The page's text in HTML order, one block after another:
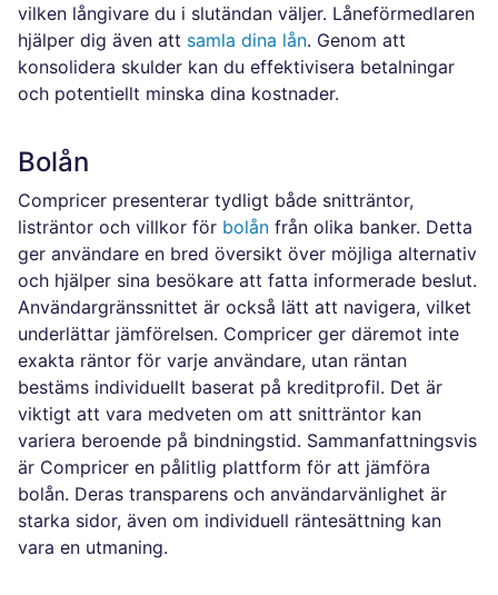
vilken långivare du i slutändan väljer. Låneförmedlaren
hjälper dig även att samla dina lån. Genom att
konsolidera skulder kan du effektivisera betalningar
och potentiellt minska dina kostnader.
Bolån
Compricer presenterar tydligt både snitträntor,
listräntor och villkor för bolån från olika banker. Detta
ger användare en bred översikt över möjliga alternativ
och hjälper sina besökare att fatta informerade beslut.
Användargränssnittet är också lätt att navigera, vilket
underlättar jämförelsen. Compricer ger däremot inte
exakta räntor för varje användare, utan räntan
bestäms individuellt baserat på kreditprofil. Det är
viktigt att vara medveten om att snitträntor kan
variera beroende på bindningstid. Sammanfattningsvis
är Compricer en pålitlig plattform för att jämföra
bolån. Deras transparens och användarvänlighet är
starka sidor, även om individuell räntesättning kan
vara en utmaning.